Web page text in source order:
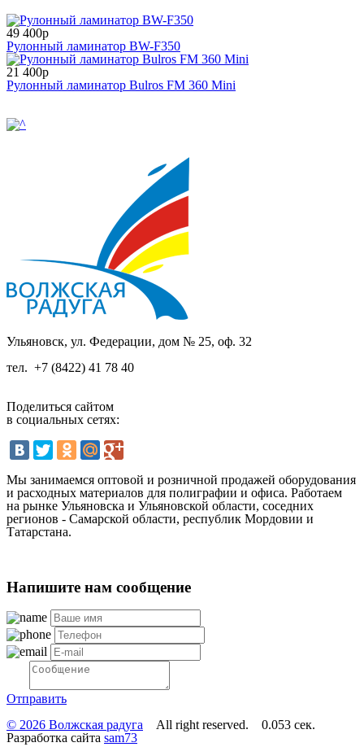
49 400р
Рулонный ламинатор BW-F350
21 400р
Рулонный ламинатор Bulros FM 360 Mini
Ульяновск, ул. Федерации, дом № 25, оф. 32
тел. +7 (8422) 41 78 40
Поделиться сайтом
в социальных сетях:
Мы занимаемся оптовой и розничной продажей оборудования
и расходных материалов для полиграфии и офиса. Работаем
на рынке Ульяновска и Ульяновской области, соседних
регионов - Самарской области, республик Мордовии и
Татарстана.
Напишите нам сообщение
Отправить
© 2026 Волжская радуга All right reserved. 0.053 сек.
Разработка сайта sam73